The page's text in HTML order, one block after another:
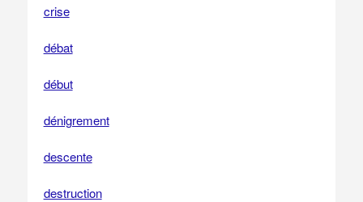
crise
débat
début
dénigrement
descente
destruction